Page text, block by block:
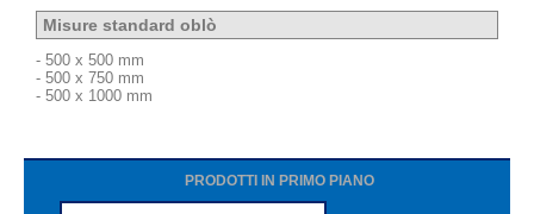
Misure standard oblò
- 500 x 500 mm
- 500 x 750 mm
- 500 x 1000 mm
PRODOTTI IN PRIMO PIANO